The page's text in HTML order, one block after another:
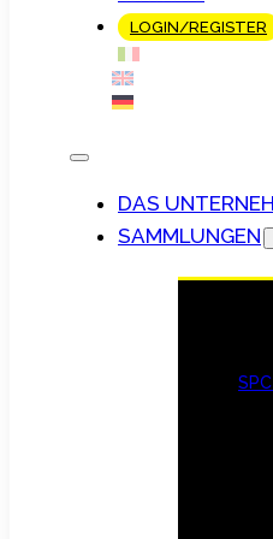
LOGIN/REGISTER
DAS
SAMMLUNGEN